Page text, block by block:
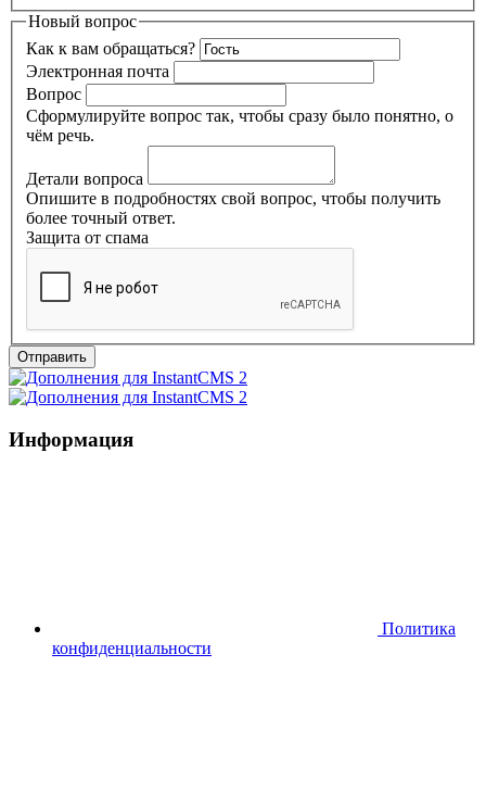
Новый вопрос
Как к вам обращаться?
Электронная почта
Вопрос
Сформулируйте вопрос так, чтобы сразу было понятно, о
чём речь.
Детали вопроса
Опишите в подробностях свой вопрос, чтобы получить
более точный ответ.
Защита от спама
Отправить
Информация
Политика
конфиденциальности